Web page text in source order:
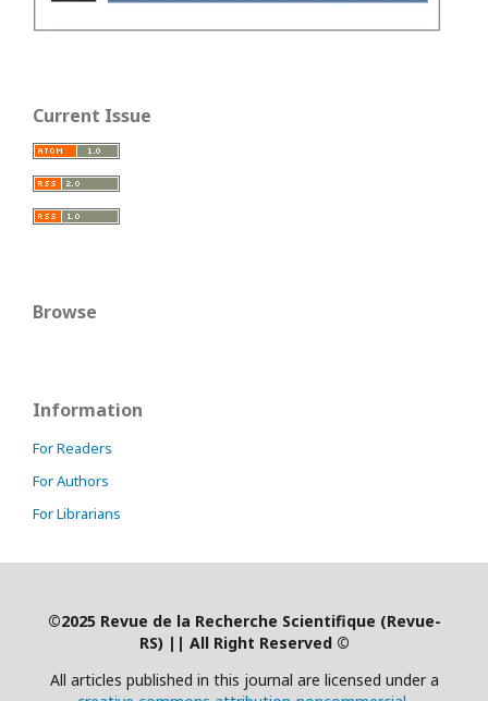
Current Issue
Browse
Information
For Readers
For Authors
For Librarians
©2025 Revue de la Recherche Scientifique (Revue-
RS) | | All Right Reserved ©
All articles published in this journal are licensed under a